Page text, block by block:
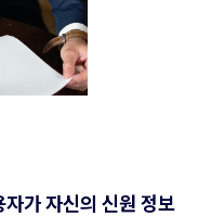
가 자신의 신원 정보